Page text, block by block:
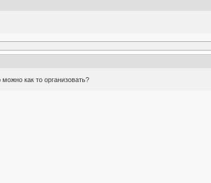
как то организовать?